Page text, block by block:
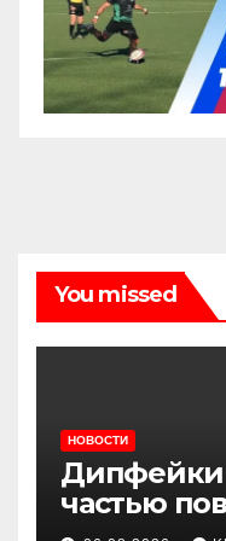
You missed
НОВОСТИ
Дипфейки
частью
жизни: